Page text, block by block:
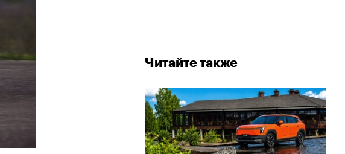
Читайте также